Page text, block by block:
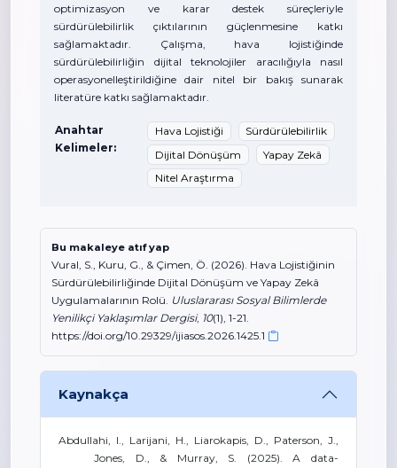
optimizasyon ve karar destek süreçleriyle
sürdürülebilirlik çıktılarının güçlenmesine katkı
sağlamaktadır. Çalışma, hava lojistiğinde
sürdürülebilirliğin dijital teknolojiler aracılığıyla nasıl
operasyonelleştirildiğine dair nitel bir bakış sunarak
literatüre katkı sağlamaktadır.
Anahtar
Kelimeler:
Hava Lojistiği
Sürdürülebilirlik
Dijital Dönüşüm
Yapay Zekâ
Nitel Araştırma
Bu makaleye atıf yap
Vural, S., Kuru, G., & Çimen, Ö. (2026). Hava Lojistiğinin
Sürdürülebilirliğinde Dijital Dönüşüm ve Yapay Zekâ
Uygulamalarının Rolü. Uluslararası Sosyal Bilimlerde
Yenilikçi Yaklaşımlar Dergisi, 10(1), 1-21.
https://doi.org/10.29329/ijiasos.2026.1425.1
Kaynakça
Abdullahi, I., Larijani, H., Liarokapis, D., Paterson, J.,
Jones, D., & Murray, S. (2025). A data-